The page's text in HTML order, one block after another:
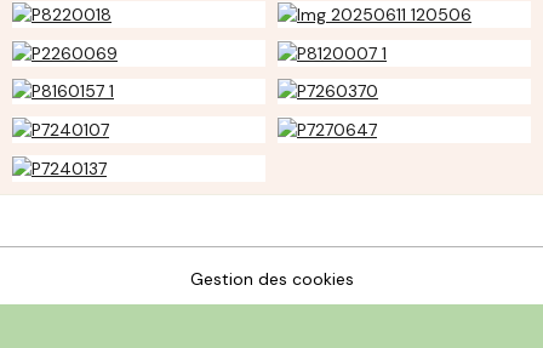
Gestion des cookies